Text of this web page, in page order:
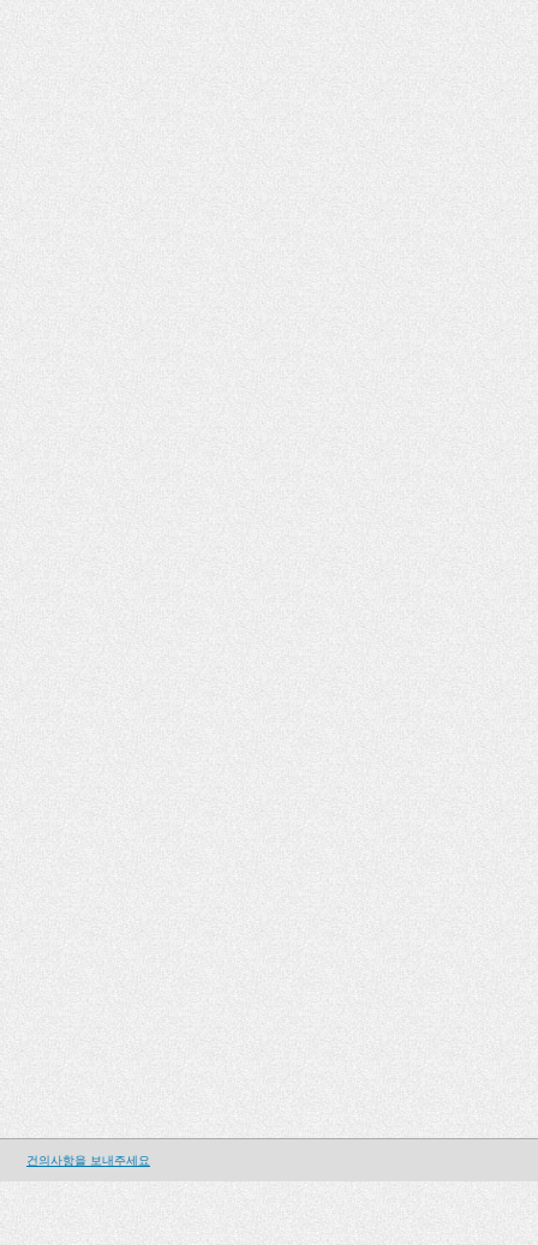
건의사항을 보내주세요